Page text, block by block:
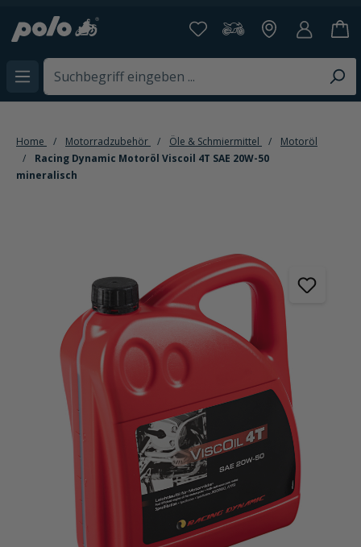
springen
Home Motorradzubehör Öle & Schmiermittel
Racing Dynamic Motoröl Viscoil 4T SAE 20W-50